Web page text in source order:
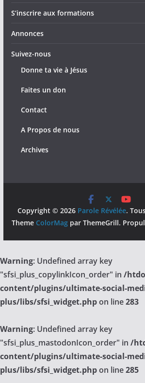
S’inscrire aux formations
Annonces
Suivez-nous
Donne ta vie à Jésus
Faites un don
Contact
A Propos de nous
Archives
Copyright © 2026 Parole Révélée.
Theme ColorMag par ThemeGrill.
Warning: Undefined array key
"sfsi_plus_copylinkIcon_order" in /
content/plugins/ultimate-social-
plus/libs/sfsi_widget.phpon line283
Warning: Undefined array key
"sfsi_plus_mastodonIcon_order" in /
content/plugins/ultimate-social-
plus/libs/sfsi_widget.phpon line285